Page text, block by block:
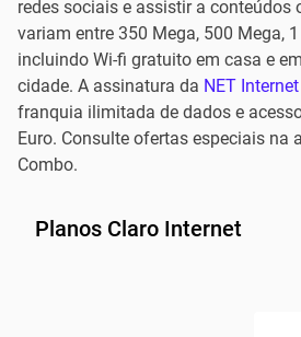
redes sociais e assistir a conteúdos
variam entre 350 Mega, 500 Mega,
incluindo Wi-fi gratuito em casa e
cidade. A assinatura da NET Internet
franquia ilimitada de dados e
Euro. Consulte ofertas especiais na
Combo.
Planos Claro Internet